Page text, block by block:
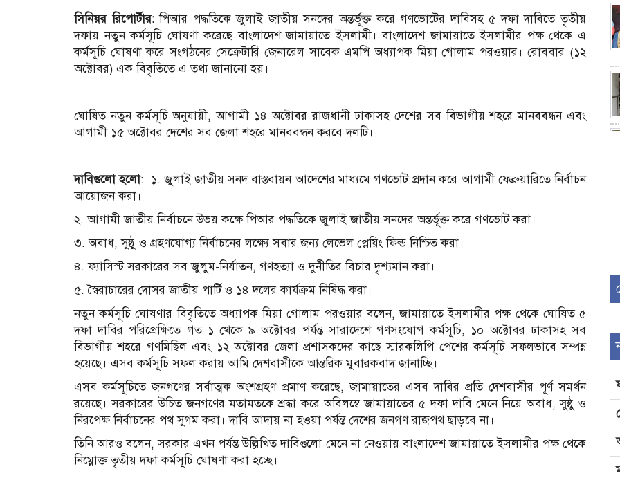
সিনিয়র রিপোর্টার:পিআর পদ্ধতিকে জুলাই জাতীয় সনদের অন্তর্ভূক্ত করে গণভোটের দাবিসহ ৫ দফা দাবিতে তৃতীয়
দফায় নতুন কর্মসূচি ঘোষণা করেছে বাংলাদেশ জামায়াতে ইসলামী। বাংলাদেশ জামায়াতে ইসলামীর পক্ষ থেকে এ
কর্মসূচি ঘোষণা করে সংগঠনের সেক্রেটারি জেনারেল সাবেক এমপি অধ্যাপক মিয়া গোলাম পরওয়ার। রোববার (১২
অক্টোবর) এক বিবৃতিতে এ তথ্য জানানো হয়।
ঘোষিত নতুন কর্মসূচি অনুযায়ী, আগামী ১৪ অক্টোবর রাজধানী ঢাকাসহ দেশের সব বিভাগীয় শহরে মানববন্ধন এবং
আগামী ১৫ অক্টোবর দেশের সব জেলা শহরে মানববন্ধন করবে দলটি।
দাবিগুলো হলো: ১. জুলাই জাতীয় সনদ বাস্তবায়ন আদেশের মাধ্যমে গণভোট প্রদান করে আগামী ফেব্রুয়ারিতে নির্বাচন
আয়োজন করা।
২. আগামী জাতীয় নির্বাচনে উভয় কক্ষে পিআর পদ্ধতিকে জুলাই জাতীয় সনদের অন্তর্ভূক্ত করে গণভোট করা।
৩. অবাধ, সুষ্ঠু ও গ্রহণযোগ্য নির্বাচনের লক্ষ্যে সবার জন্য লেভেল প্লেয়িং ফিল্ড নিশ্চিত করা।
৪. ফ্যাসিস্ট সরকারের সব জুলুম-নির্যাতন, গণহত্যা ও দুর্নীতির বিচার দৃশ্যমান করা।
৫. স্বৈরাচারের দোসর জাতীয় পার্টি ও ১৪ দলের কার্যক্রম নিষিদ্ধ করা।
নতুন কর্মসূচি ঘোষণার বিবৃতিতে অধ্যাপক মিয়া গোলাম পরওয়ার বলেন, জামায়াতে ইসলামীর পক্ষ থেকে ঘোষিত ৫
দফা দাবির পরিপ্রেক্ষিতে গত ১ থেকে ৯ অক্টোবর পর্যন্ত সারাদেশে গণসংযোগ কর্মসূচি, ১০ অক্টোবর ঢাকাসহ সব
বিভাগীয় শহরে গণমিছিল এবং ১২ অক্টোবর জেলা প্রশাসকদের কাছে স্মারকলিপি পেশের কর্মসূচি সফলভাবে সম্পন্ন
হয়েছে। এসব কর্মসূচি সফল করায় আমি দেশবাসীকে আন্তরিক মুবারকবাদ জানাচ্ছি।
এসব কর্মসূচিতে জনগণের সর্বাত্মক অংশগ্রহণ প্রমাণ করেছে, জামায়াতের এসব দাবির প্রতি দেশবাসীর পূর্ণ সমর্থন
রয়েছে। সরকারের উচিত জনগণের মতামতকে শ্রদ্ধা করে অবিলম্বে জামায়াতের ৫ দফা দাবি মেনে নিয়ে অবাধ, সুষ্ঠু ও
নিরপেক্ষ নির্বাচনের পথ সুগম করা। দাবি আদায় না হওয়া পর্যন্ত দেশের জনগণ রাজপথ ছাড়বে না।
তিনি আরও বলেন, সরকার এখন পর্যন্ত উল্লিখিত দাবিগুলো মেনে না নেওয়ায় বাংলাদেশ জামায়াতে ইসলামীর পক্ষ থেকে
নিম্নোক্ত তৃতীয় দফা কর্মসূচি ঘোষণা করা হচ্ছে।